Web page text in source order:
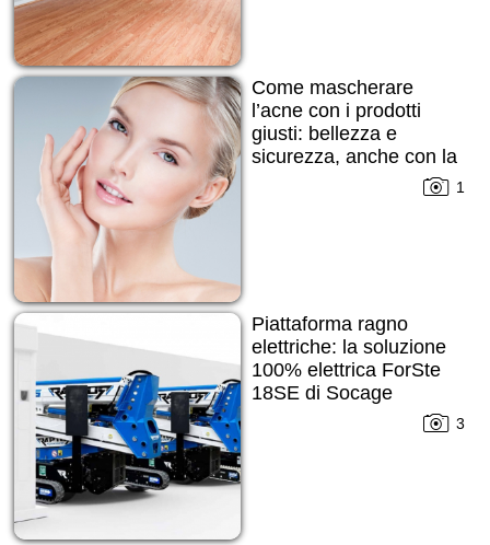
Come mascherare
l’acne con i prodotti
giusti: bellezza e
sicurezza, anche con la
1
Piattaforma ragno
elettriche: la soluzione
100% elettrica ForSte
18SE di Socage
3